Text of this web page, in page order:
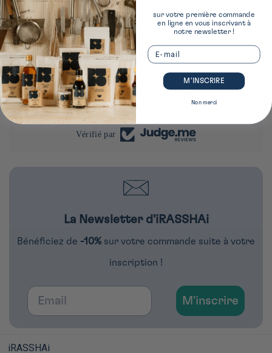
4284 avis
4284 290
Vérifié par
La Newsletter d'iRASSHAi
Bénéficiez de -10% sur votre commande suite à votre
inscription !
Email
M'inscrire
iRASSHAi
sur votre première commande
en ligne en vous inscrivant à
notre newsletter !
Email
M’INSCRIRE
Non merci